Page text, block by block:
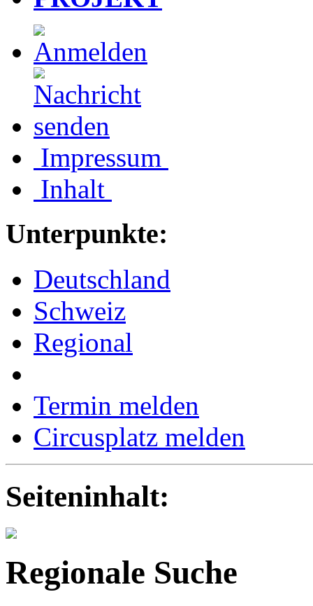
Impressum
Inhalt
Unterpunkte:
Deutschland
Schweiz
Regional
Termin melden
Circusplatz melden
Seiteninhalt:
Regionale Suche